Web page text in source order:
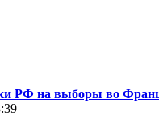
РФ на выборы во